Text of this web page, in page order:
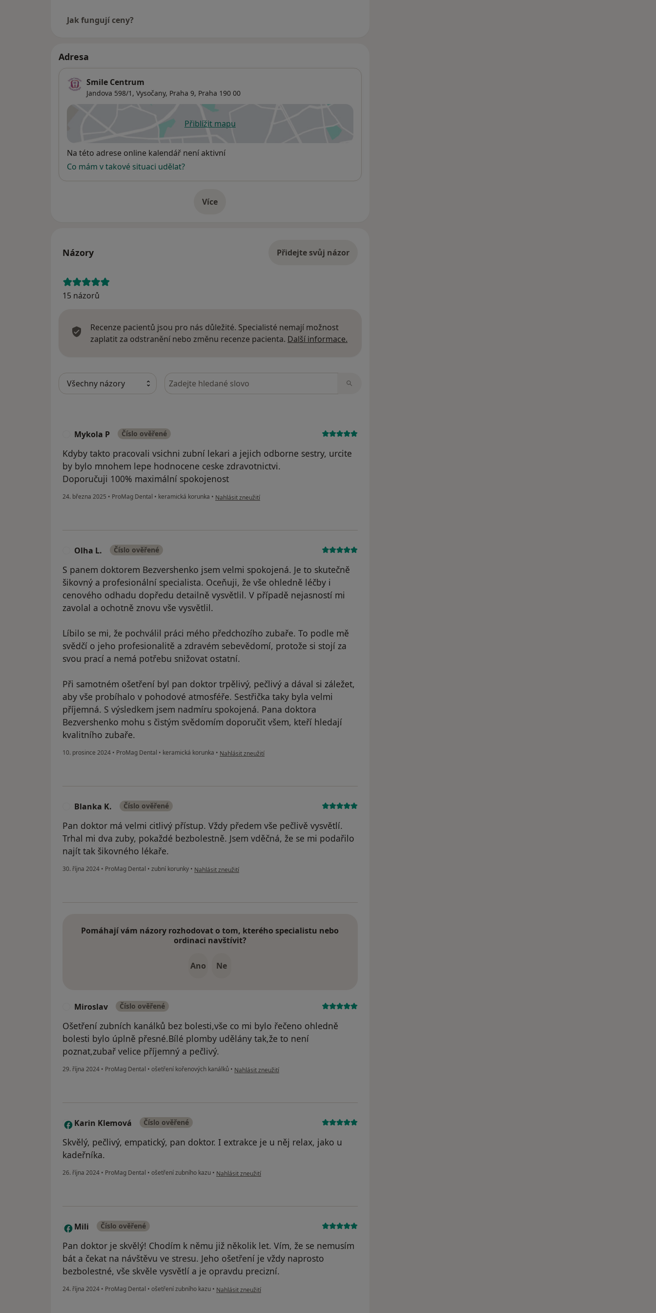
Jak fungují ceny?
Adresa
Smile Centrum
Jandova 598/1, Vysočany, Praha 9, Praha 190 00
Přiblížit mapuse otevře v nové záložce
Dostupnost
Na této adrese online kalendář není aktivní
Co mám v takové situaci udělat?
Víceo adrese
Názory Přidejte svůj názor
15 názorů
Recenze pacientů jsou pro nás důležité. Specialisté nemají možnost
zaplatit za odstranění nebo změnu recenze pacienta. Další informace.
Hledejte v názorech
Mykola P Číslo ověřené
Kdyby takto pracovali vsichni zubní lekari a jejich odborne sestry, urcite
by bylo mnohem lepe hodnocene ceske zdravotnictvi.
Doporučuji 100% maximální spokojenost
24. března 2025 • ProMag Dental • keramická korunka • podle názoru uživatele Mykola P
Nahlásit zneužití
Olha L. Číslo ověřené
S panem doktorem Bezvershenko jsem velmi spokojená. Je to skutečně
šikovný a profesionální specialista. Oceňuji, že vše ohledně léčby i
cenového odhadu dopředu detailně vysvětlil. V případě nejasností mi
zavolal a ochotně znovu vše vysvětlil.
Líbilo se mi, že pochválil práci mého předchozího zubaře. To podle mě
svědčí o jeho profesionalitě a zdravém sebevědomí, protože si stojí za
svou prací a nemá potřebu snižovat ostatní.
Při samotném ošetření byl pan doktor trpělivý, pečlivý a dával si záležet,
aby vše probíhalo v pohodové atmosféře. Sestřička taky byla velmi
příjemná. S výsledkem jsem nadmíru spokojená. Pana doktora
Bezvershenko mohu s čistým svědomím doporučit všem, kteří hledají
kvalitního zubaře.
10. prosince 2024 • ProMag Dental • keramická korunka • podle názoru uživatele Olha L.
Nahlásit zneužití
Blanka K. Číslo ověřené
Pan doktor má velmi citlivý přístup. Vždy předem vše pečlivě vysvětlí.
Trhal mi dva zuby, pokaždé bezbolestně. Jsem vděčná, že se mi podařilo
najít tak šikovného lékaře.
30. října 2024 • ProMag Dental • zubní korunky • podle názoru uživatele Blanka K.
Nahlásit zneužití
Pomáhají vám názory rozhodovat o tom, kterého specialistu nebo
ordinaci navštívit?
Ano Ne
Miroslav Číslo ověřené
Ošetření zubních kanálků bez bolesti,vše co mi bylo řečeno ohledně
bolesti bylo úplně přesné.Bílé plomby udělány tak,že to není
poznat,zubař velice příjemný a pečlivý.
29. října 2024 • ProMag Dental • ošetření kořenových kanálků • podle názoru uživatele Miroslav
Nahlásit zneužití
K Karin Klemová Číslo ověřené
Skvělý, pečlivý, empatický, pan doktor. I extrakce je u něj relax, jako u
kadeřníka.
26. října 2024 • ProMag Dental • ošetření zubního kazu • podle názoru uživatele Karin Klemová
Nahlásit zneužití
M Mili Číslo ověřené
Pan doktor je skvělý! Chodím k němu již několik let. Vím, že se nemusím
bát a čekat na návštěvu ve stresu. Jeho ošetření je vždy naprosto
bezbolestné, vše skvěle vysvětlí a je opravdu precizní.
24. října 2024 • ProMag Dental • ošetření zubního kazu • podle názoru uživatele Mili
Nahlásit zneužití